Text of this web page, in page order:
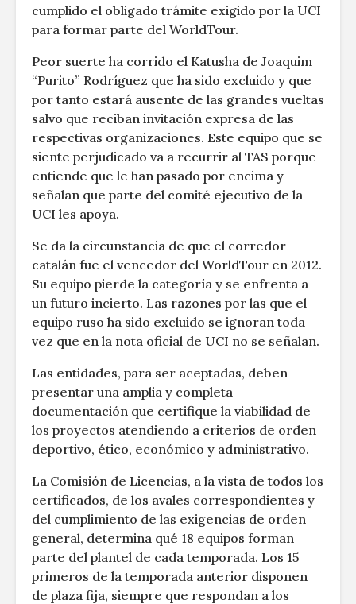
cumplido el obligado trámite exigido por la UCI
para formar parte del WorldTour.
Peor suerte ha corrido el Katusha de Joaquim
“Purito” Rodríguez que ha sido excluido y que
por tanto estará ausente de las grandes vueltas
salvo que reciban invitación expresa de las
respectivas organizaciones. Este equipo que se
siente perjudicado va a recurrir al TAS porque
entiende que le han pasado por encima y
señalan que parte del comité ejecutivo de la
UCI les apoya.
Se da la circunstancia de que el corredor
catalán fue el vencedor del WorldTour en 2012.
Su equipo pierde la categoría y se enfrenta a
un futuro incierto. Las razones por las que el
equipo ruso ha sido excluido se ignoran toda
vez que en la nota oficial de UCI no se señalan.
Las entidades, para ser aceptadas, deben
presentar una amplia y completa
documentación que certifique la viabilidad de
los proyectos atendiendo a criterios de orden
deportivo, ético, económico y administrativo.
La Comisión de Licencias, a la vista de todos los
certificados, de los avales correspondientes y
del cumplimiento de las exigencias de orden
general, determina qué 18 equipos forman
parte del plantel de cada temporada. Los 15
primeros de la temporada anterior disponen
de plaza fija, siempre que respondan a los